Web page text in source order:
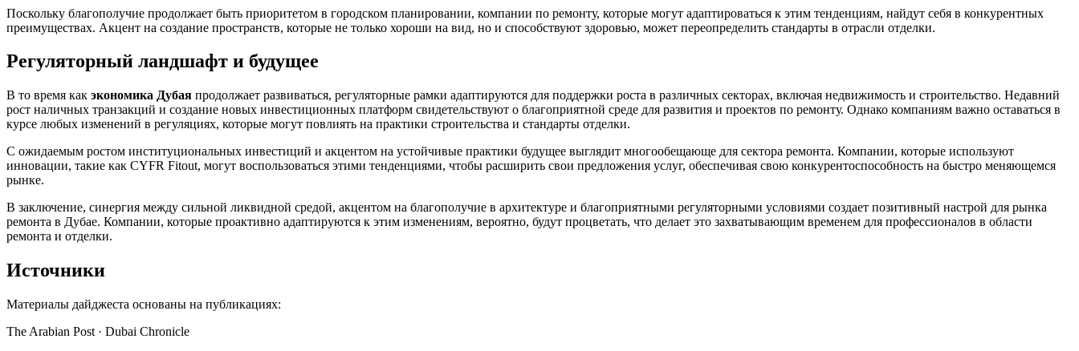
Поскольку благополучие продолжает быть приоритетом в городском планировании, компании по ремонту, которые могут адаптироваться к этим тенденциям, найдут себя в конкурентных
преимуществах. Акцент на создание пространств, которые не только хороши на вид, но и способствуют здоровью, может переопределить стандарты в отрасли отделки.
Регуляторный ландшафт и будущее
В то время как экономика Дубая продолжает развиваться, регуляторные рамки адаптируются для поддержки роста в различных секторах, включая недвижимость и строительство. Недавний
рост наличных транзакций и создание новых инвестиционных платформ свидетельствуют о благоприятной среде для развития и проектов по ремонту. Однако компаниям важно оставаться в
курсе любых изменений в регуляциях, которые могут повлиять на практики строительства и стандарты отделки.
С ожидаемым ростом институциональных инвестиций и акцентом на устойчивые практики будущее выглядит многообещающе для сектора ремонта. Компании, которые используют
инновации, такие как CYFR Fitout, могут воспользоваться этими тенденциями, чтобы расширить свои предложения услуг, обеспечивая свою конкурентоспособность на быстро меняющемся
рынке.
В заключение, синергия между сильной ликвидной средой, акцентом на благополучие в архитектуре и благоприятными регуляторными условиями создает позитивный настрой для рынка
ремонта в Дубае. Компании, которые проактивно адаптируются к этим изменениям, вероятно, будут процветать, что делает это захватывающим временем для профессионалов в области
ремонта и отделки.
Источники
Материалы дайджеста основаны на публикациях:
The Arabian Post · Dubai Chronicle